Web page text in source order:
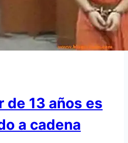
de 13 años es
a cadena